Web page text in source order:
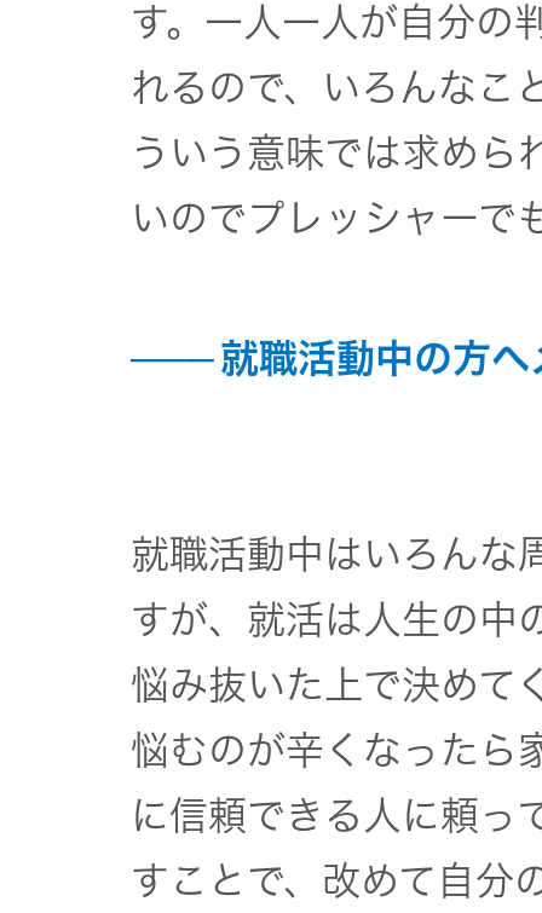
す。一人一人が自分の
れるので、いろんなこ
ういう意味では求めら
いのでプレッシャーで
就職活動中の方
就職活動中はいろんな
すが、就活は人生の中
悩み抜いた上で決めて
悩むのが辛くなった
に信頼できる人に頼っ
すことで、改めて自分